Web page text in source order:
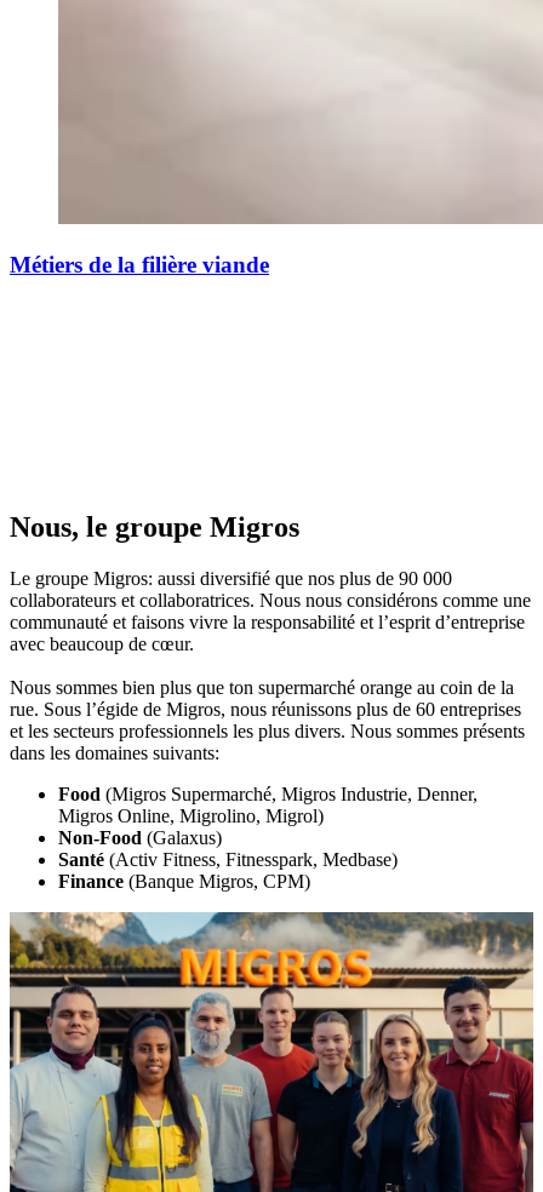
Métiers de la filière viande
Nous, le groupe Migros
Le groupe Migros: aussi diversifié que nos plus de 90 000
collaborateurs et collaboratrices. Nous nous considérons comme une
communauté et faisons vivre la responsabilité et l’esprit d’entreprise
avec beaucoup de cœur.
Nous sommes bien plus que ton supermarché orange au coin de la
rue. Sous l’égide de Migros, nous réunissons plus de 60 entreprises
et les secteurs professionnels les plus divers. Nous sommes présents
dans les domaines suivants:
Food (Migros Supermarché, Migros Industrie, Denner,
Migros Online, Migrolino, Migrol)
Non-Food (Galaxus)
Santé (Activ Fitness, Fitnesspark, Medbase)
Finance (Banque Migros, CPM)